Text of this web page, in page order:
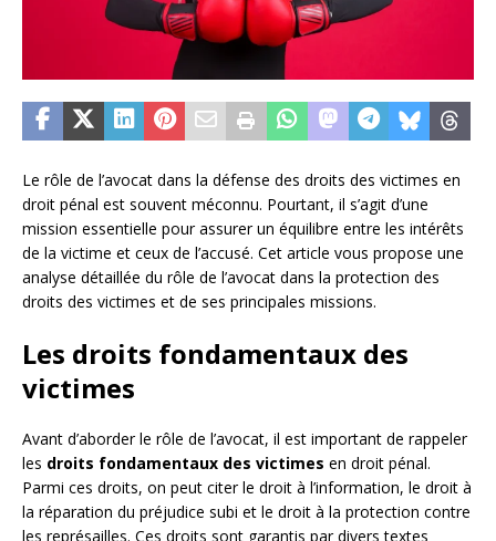
Le rôle de l’avocat dans la défense des droits des victimes en
droit pénal est souvent méconnu. Pourtant, il s’agit d’une
mission essentielle pour assurer un équilibre entre les intérêts
de la victime et ceux de l’accusé. Cet article vous propose une
analyse détaillée du rôle de l’avocat dans la protection des
droits des victimes et de ses principales missions.
Les droits fondamentaux des
victimes
Avant d’aborder le rôle de l’avocat, il est important de rappeler
les droits fondamentaux des victimes en droit pénal.
Parmi ces droits, on peut citer le droit à l’information, le droit à
la réparation du préjudice subi et le droit à la protection contre
les représailles. Ces droits sont garantis par divers textes